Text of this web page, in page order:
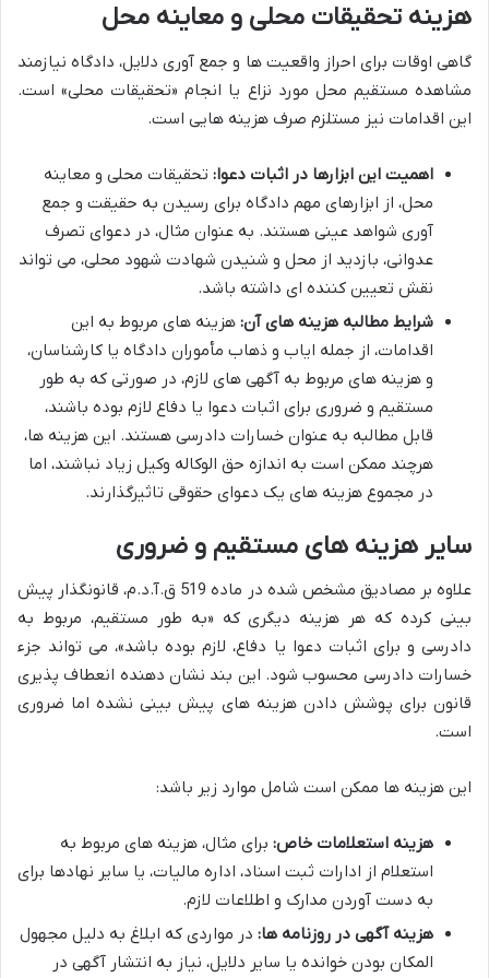
هزینه تحقیقات محلی و معاینه محل
گاهی اوقات برای احراز واقعیت ها و جمع آوری دلایل، دادگاه نیازمند
مشاهده مستقیم محل مورد نزاع یا انجام «تحقیقات محلی» است.
این اقدامات نیز مستلزم صرف هزینه هایی است.
اهمیت این ابزارها در اثبات دعوا: تحقیقات محلی و معاینه
محل، از ابزارهای مهم دادگاه برای رسیدن به حقیقت و جمع
آوری شواهد عینی هستند. به عنوان مثال، در دعوای تصرف
عدوانی، بازدید از محل و شنیدن شهادت شهود محلی، می تواند
نقش تعیین کننده ای داشته باشد.
شرایط مطالبه هزینه های آن: هزینه های مربوط به این
اقدامات، از جمله ایاب و ذهاب مأموران دادگاه یا کارشناسان،
و هزینه های مربوط به آگهی های لازم، در صورتی که به طور
مستقیم و ضروری برای اثبات دعوا یا دفاع لازم بوده باشند،
قابل مطالبه به عنوان خسارات دادرسی هستند. این هزینه ها،
هرچند ممکن است به اندازه حق الوکاله وکیل زیاد نباشند، اما
در مجموع هزینه های یک دعوای حقوقی تاثیرگذارند.
سایر هزینه های مستقیم و ضروری
علاوه بر مصادیق مشخص شده در ماده 519 ق.آ.د.م، قانونگذار پیش
بینی کرده که هر هزینه دیگری که «به طور مستقیم، مربوط به
دادرسی و برای اثبات دعوا یا دفاع، لازم بوده باشد»، می تواند جزء
خسارات دادرسی محسوب شود. این بند نشان دهنده انعطاف پذیری
قانون برای پوشش دادن هزینه های پیش بینی نشده اما ضروری
است.
این هزینه ها ممکن است شامل موارد زیر باشد:
هزینه استعلامات خاص: برای مثال، هزینه های مربوط به
استعلام از ادارات ثبت اسناد، اداره مالیات، یا سایر نهادها برای
به دست آوردن مدارک و اطلاعات لازم.
هزینه آگهی در روزنامه ها: در مواردی که ابلاغ به دلیل مجهول
المکان بودن خوانده یا سایر دلایل، نیاز به انتشار آگهی در